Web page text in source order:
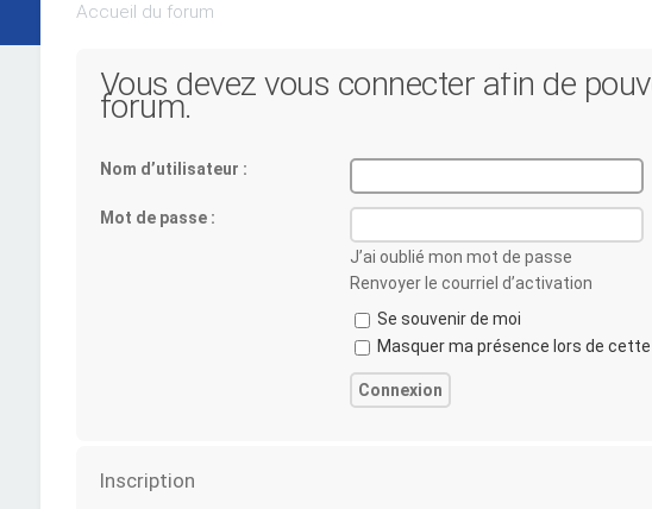
Accueil du forum
Vous devez vous connecter afin de
forum.
Nom d’utilisateur :
Mot de passe :
J’ai oublié mon mot de passe
Renvoyer le courriel d’activation
Se souvenir de moi
Masquer ma présence lors de
Inscription